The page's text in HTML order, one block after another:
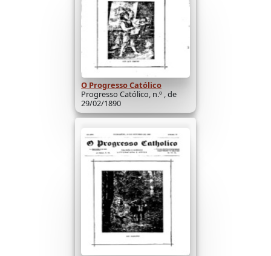
O Progresso Católico
Progresso Católico, n.º , de
29/02/1890